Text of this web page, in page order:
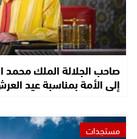
صاحب الجلالة الملك محمد
إلى الأمة بمناسبة عيد
مستجدات